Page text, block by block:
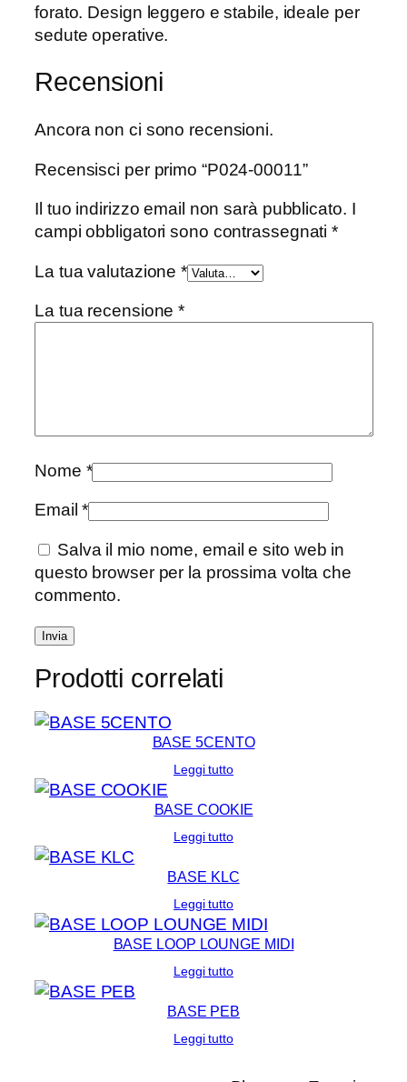
forato. Design leggero e stabile, ideale per
sedute operative.
Recensioni
Ancora non ci sono recensioni.
Recensisci per primo “P024-00011”
Il tuo indirizzo email non sarà pubblicato. I
campi obbligatori sono contrassegnati*
La tua valutazione*
La tua recensione*
Nome *
Email*
Salva il mio nome, email e sito web in
questo browser per la prossima volta che
commento.
Prodotti correlati
BASE 5CENTO
Leggi tutto
BASE COOKIE
Leggi tutto
BASE KLC
Leggi tutto
BASE LOOP LOUNGE MIDI
Leggi tutto
BASE PEB
Leggi tutto